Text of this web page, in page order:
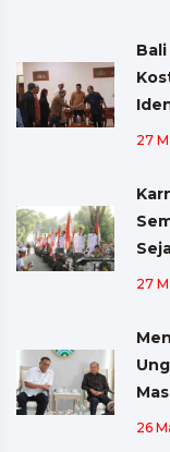
27
27
26